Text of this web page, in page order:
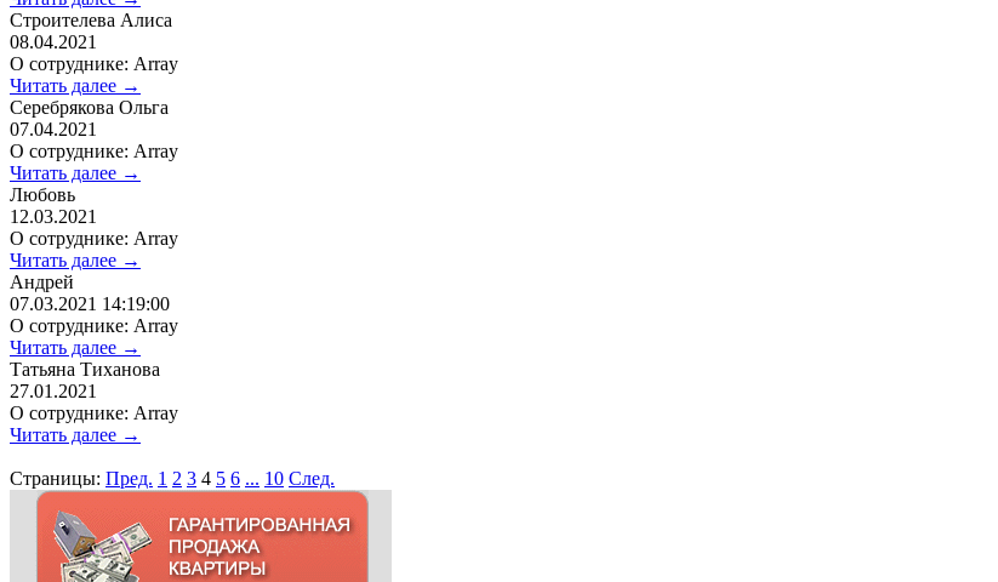
Строителева Алиса
08.04.2021
О сотруднике: Array
Читать далее →
Серебрякова Ольга
07.04.2021
О сотруднике: Array
Читать далее →
Любовь
12.03.2021
О сотруднике: Array
Читать далее →
Андрей
07.03.2021 14:19:00
О сотруднике: Array
Читать далее →
Татьяна Тиханова
27.01.2021
О сотруднике: Array
Читать далее →
Страницы: Пред. 1 2 3 4 5 6 ... 10 След.